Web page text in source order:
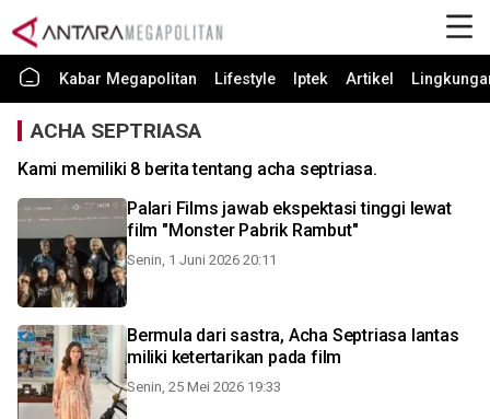
Kabar Megapolitan Lifestyle Iptek Artikel
ACHA SEPTRIASA
Kami memiliki 8 berita tentang acha septriasa.
Palari Films jawab ekspektasi tinggi lewat
film "Monster Pabrik Rambut"
Senin, 1 Juni 2026 20:11
Bermula dari sastra, Acha Septriasa lantas
miliki ketertarikan pada film
Senin, 25 Mei 2026 19:33